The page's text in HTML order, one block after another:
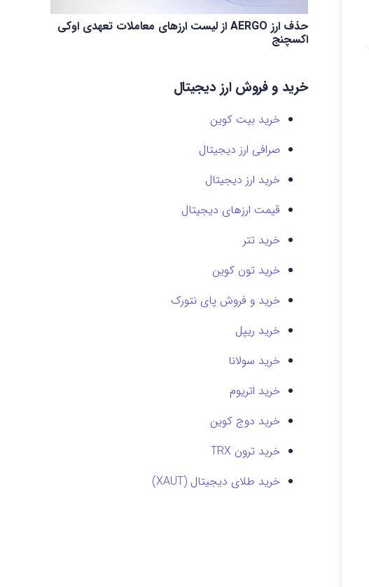
حذف ارز AERGO از لیست ارزهای معاملات تعهدی اوکی
اکسچنج
خرید و فروش ارز دیجیتال
خرید بیت کوین
صرافی ارز دیجیتال
خرید ارز دیجیتال
قیمت ارزهای دیجیتال
خرید تتر
خرید تون کوین
خرید و فروش پای نتورک
خرید ریپل
خرید سولانا
خرید اتریوم
خرید دوج کوین
خرید ترون TRX
خرید طلای دیجیتال (XAUT)